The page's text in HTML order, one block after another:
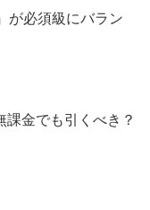
が必須級にバラン
課金でも引くべき？